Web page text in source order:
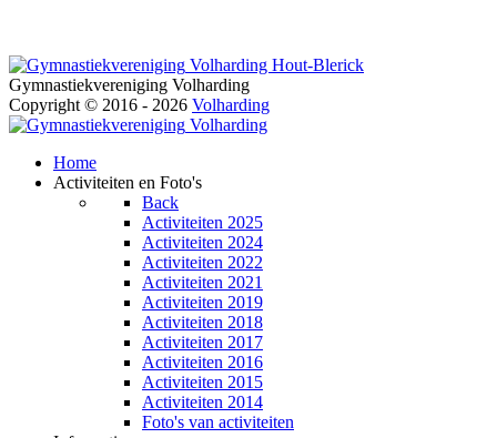
Volharding Hout-Blerick
Gymnastiekvereniging Volharding
Copyright © 2016 - 2026 Volharding
Volharding
Home
Activiteiten en Foto's
Back
Activiteiten 2025
Activiteiten 2024
Activiteiten 2022
Activiteiten 2021
Activiteiten 2019
Activiteiten 2018
Activiteiten 2017
Activiteiten 2016
Activiteiten 2015
Activiteiten 2014
Foto's van activiteiten